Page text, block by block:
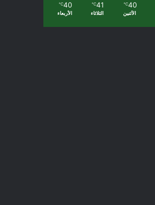
40
℃
الأثنين
41
℃
الثلاثاء
40
℃
الأربعاء